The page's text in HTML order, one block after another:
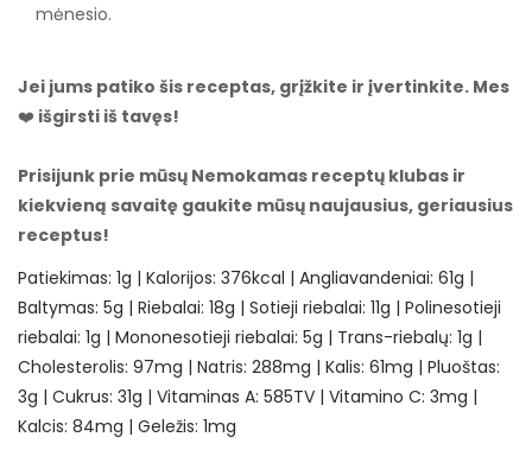
mėnesio.
Jei jums patiko šis receptas, grįžkite ir įvertinkite. Mes
❤️ išgirsti iš tavęs!
Prisijunk prie mūsų Nemokamas receptų klubas ir
kiekvieną savaitę gaukite mūsų naujausius, geriausius
receptus!
Patiekimas: 1g | Kalorijos: 376kcal | Angliavandeniai: 61g |
Baltymas: 5g | Riebalai: 18g | Sotieji riebalai: 11g | Polinesotieji
riebalai: 1g | Mononesotieji riebalai: 5g | Trans-riebalų: 1g |
Cholesterolis: 97mg | Natris: 288mg | Kalis: 61mg | Pluoštas:
3g | Cukrus: 31g | Vitaminas A: 585TV | Vitamino C: 3mg |
Kalcis: 84mg | Geležis: 1mg